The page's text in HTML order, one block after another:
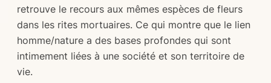
retrouve le recours aux mêmes espèces de fleurs
dans les rites mortuaires. Ce qui montre que le lien
homme/nature a des bases profondes qui sont
intimement liées à une société et son territoire de
vie.